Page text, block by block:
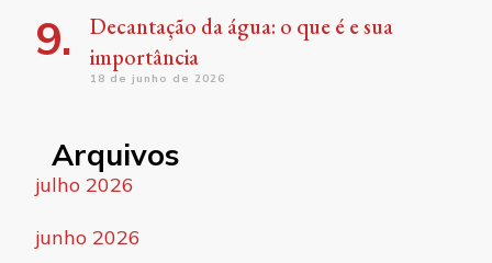
Decantação da água: o que é e sua
importância
18 de junho de 2026
Arquivos
julho 2026
junho 2026